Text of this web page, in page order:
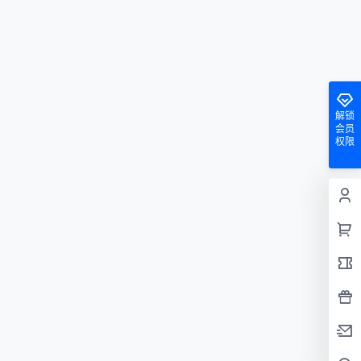
解锁
会员
权限